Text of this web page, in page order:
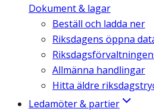
Dokument & lagar
Beställ och ladda ner
Riksdagens öppna
Allmänna handlingar
Hitta äldre
Ledamöter & partier